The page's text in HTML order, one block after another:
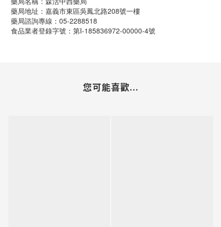
藥局地址：嘉義市東區吳鳳北路208號一樓
藥局諮詢專線：05-2288518
食品業者登錄字號：第I-185836972-00000-4號
您可能喜歡...